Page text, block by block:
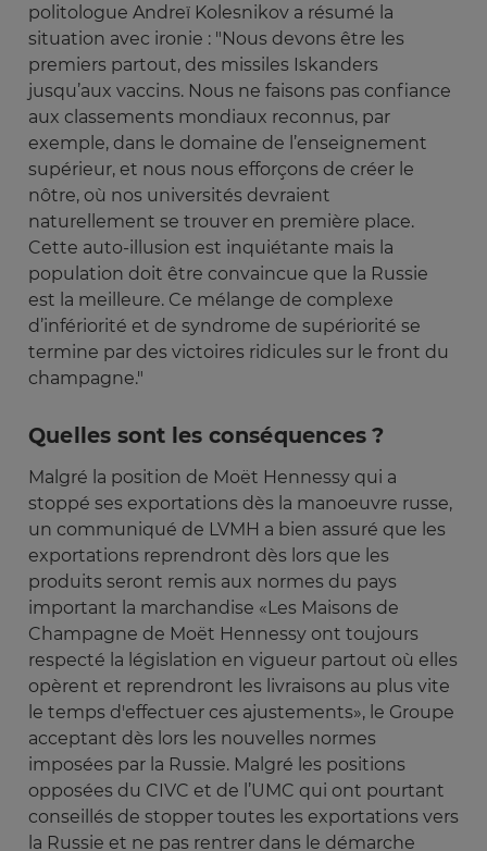
politologue Andreï Kolesnikov a résumé la
situation avec ironie : "Nous devons être les
premiers partout, des missiles Iskanders
jusqu’aux vaccins. Nous ne faisons pas confiance
aux classements mondiaux reconnus, par
exemple, dans le domaine de l’enseignement
supérieur, et nous nous efforçons de créer le
nôtre, où nos universités devraient
naturellement se trouver en première place.
Cette auto-illusion est inquiétante mais la
population doit être convaincue que la Russie
est la meilleure. Ce mélange de complexe
d’infériorité et de syndrome de supériorité se
termine par des victoires ridicules sur le front du
champagne."
Quelles sont les conséquences ?
Malgré la position de Moët Hennessy qui a
stoppé ses exportations dès la manoeuvre russe,
un communiqué de LVMH a bien assuré que les
exportations reprendront dès lors que les
produits seront remis aux normes du pays
important la marchandise «Les Maisons de
Champagne de Moët Hennessy ont toujours
respecté la législation en vigueur partout où elles
opèrent et reprendront les livraisons au plus vite
le temps d'effectuer ces ajustements», le Groupe
acceptant dès lors les nouvelles normes
imposées par la Russie. Malgré les positions
opposées du CIVC et de l’UMC qui ont pourtant
conseillés de stopper toutes les exportations vers
la Russie et ne pas rentrer dans le démarche